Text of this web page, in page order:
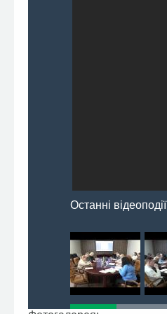
Останні відеоподії